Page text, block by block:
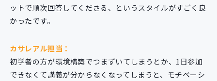
ットで順次回答してくださる、というスタイルがすごく良
かったです。
カサレアル担当：
初学者の方が環境構築でつまずいてしまうとか、1日参加
できなくて講義が分からなくなってしまうと、モチベーシ